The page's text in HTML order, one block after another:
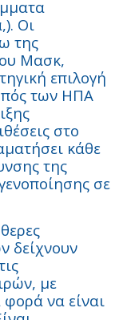
Οι
της
Μασκ,
επιλογή
των ΗΠΑ
στο
κάθε
της
σε
δείχνουν
με
να είναι